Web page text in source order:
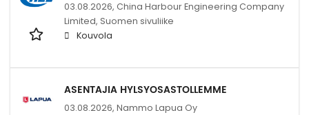
03.08.2026, China Harbour Engineering Company
Limited, Suomen sivuliike
Kouvola
ASENTAJIA HYLSYOSASTOLLEMME
03.08.2026, Nammo Lapua Oy